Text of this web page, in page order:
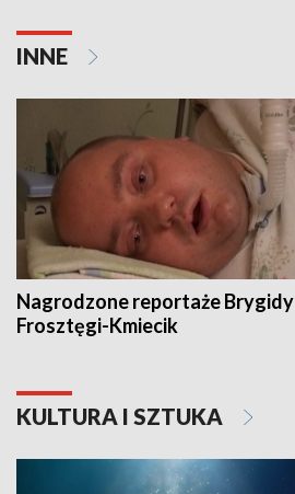
INNE
Nagrodzone reportaże Brygidy
Frosztęgi-Kmiecik
KULTURA I SZTUKA